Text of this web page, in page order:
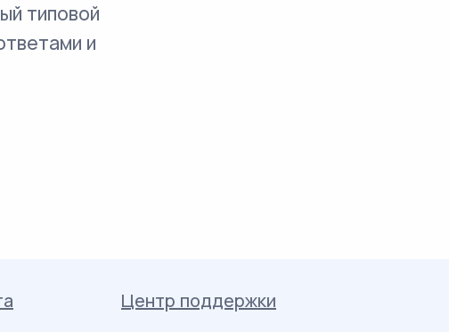
типовой
и
Центр поддержки